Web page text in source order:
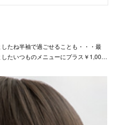
たね半袖で過ごせることも・・・最
たいつものメニューにプラス￥1,00…